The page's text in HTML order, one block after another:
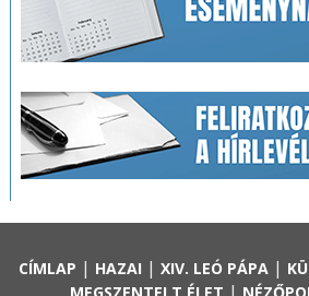
CÍMLAP | HAZAI | XIV. LEÓ PÁPA|